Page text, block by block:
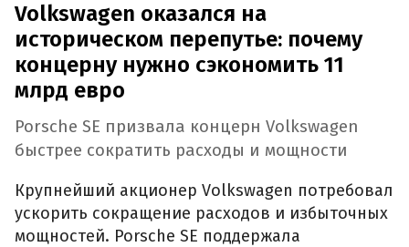
Volkswagen оказался на
историческом перепутье: почему
концерну нужно сэкономить 11
млрд евро
Porsche SE призвала концерн Volkswagen
быстрее сократить расходы и мощности
Крупнейший акционер Volkswagen потребовал
ускорить сокращение расходов и избыточных
мощностей. Porsche SE поддержала